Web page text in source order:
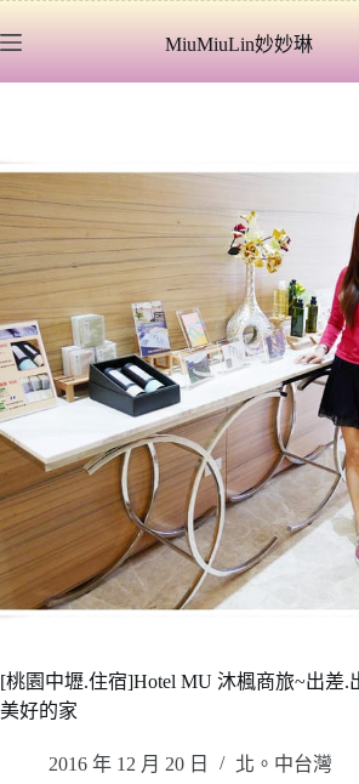
至
容
MiuMiuLin妙妙琳
[桃園中壢.住宿]Hotel MU 沐楓商旅~出差.
美好的家
2016 年 12 月 20 日 北。中台灣